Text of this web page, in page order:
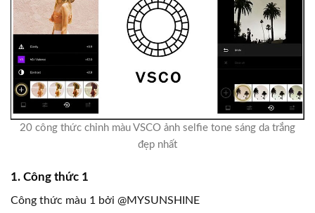
20 công thức chỉnh màu VSCO ảnh selfie tone sáng da trắng
đẹp nhất
1. Công thức 1
Công thức màu 1 bởi @MYSUNSHINE